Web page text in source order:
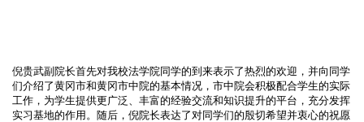
倪贵武副院长首先对我校法学院同学的到来表示了热烈的欢迎，并向同学
们介绍了黄冈市和黄冈市中院的基本情况，市中院会积极配合学生的实际
工作，为学生提供更广泛、丰富的经验交流和知识提升的平台，充分发挥
实习基地的作用。随后，倪院长表达了对同学们的殷切希望并衷心的祝愿